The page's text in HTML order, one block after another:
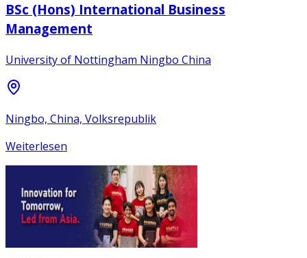
BSc (Hons) International Business
Management
University of Nottingham Ningbo China
Ningbo, China, Volksrepublik
Weiterlesen